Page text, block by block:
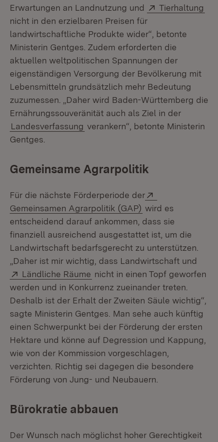
Erwartungen an Landnutzung und
Extern:
Tierhaltung
nicht in den erzielbaren Preisen für
landwirtschaftliche Produkte wider“, betonte
Ministerin Gentges. Zudem erforderten die
aktuellen weltpolitischen Spannungen der
eigenständigen Versorgung der Bevölkerung mit
Lebensmitteln grundsätzlich mehr Bedeutung
zuzumessen. „Daher wird Baden-Württemberg die
Ernährungssouveränität auch als Ziel in der
Landesverfassung verankern“, betonte Ministerin
Gentges.
Gemeinsame Agrarpolitik
Für die nächste Förderperiode der
Gemeinsamen Agrarpolitik (GAP) (Öffnet in neuem
wird es
entscheidend darauf ankommen, dass sie
finanziell ausreichend ausgestattet ist, um die
Landwirtschaft bedarfsgerecht zu unterstützen.
„Daher ist mir wichtig, dass Landwirtschaft und
Extern:
Ländliche Räume (Öffnet in neuem Fenster)
nicht in einen Topf geworfen
werden und in Konkurrenz zueinander treten.
Deshalb ist der Erhalt der Zweiten Säule wichtig“,
sagte Ministerin Gentges. Man sehe auch künftig
einen Schwerpunkt bei der Förderung der ersten
Hektare und könne auf Degression und Kappung,
wie von der Kommission vorgeschlagen,
verzichten. Richtig sei dagegen die besondere
Förderung von Jung- und Neubauern.
Bürokratie abbauen
Der Wunsch nach möglichst hoher Gerechtigkeit